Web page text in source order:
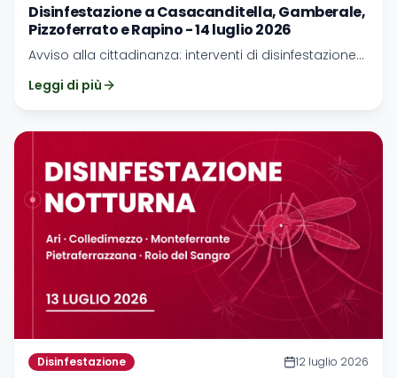
Disinfestazione a Casacanditella, Gamberale,
Pizzoferrato e Rapino - 14 luglio 2026
Avviso alla cittadinanza: interventi di disinfestazione
Rapino.
Leggi di più
Disinfestazione 12 luglio 2026